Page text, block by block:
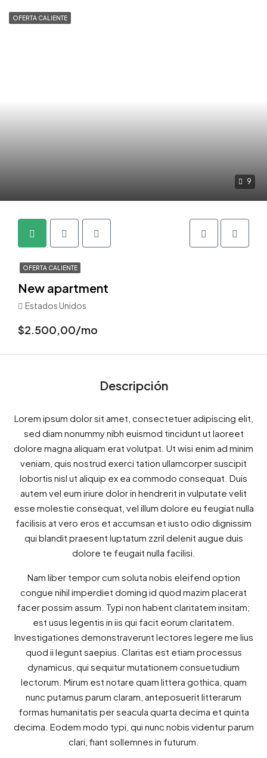
9
OFERTA CALIENTE
OFERTA CALIENTE
New apartment
Estados Unidos
$2.500,00/mo
Descripción
Lorem ipsum dolor sit amet, consectetuer adipiscing elit,
sed diam nonummy nibh euismod tincidunt ut laoreet
dolore magna aliquam erat volutpat. Ut wisi enim ad minim
veniam, quis nostrud exerci tation ullamcorper suscipit
lobortis nisl ut aliquip ex ea commodo consequat. Duis
autem vel eum iriure dolor in hendrerit in vulputate velit
esse molestie consequat, vel illum dolore eu feugiat nulla
facilisis at vero eros et accumsan et iusto odio dignissim
qui blandit praesent luptatum zzril delenit augue duis
dolore te feugait nulla facilisi.
Nam liber tempor cum soluta nobis eleifend option
congue nihil imperdiet doming id quod mazim placerat
facer possim assum. Typi non habent claritatem insitam;
est usus legentis in iis qui facit eorum claritatem.
Investigationes demonstraverunt lectores legere me lius
quod ii legunt saepius. Claritas est etiam processus
dynamicus, qui sequitur mutationem consuetudium
lectorum. Mirum est notare quam littera gothica, quam
nunc putamus parum claram, anteposuerit litterarum
formas humanitatis per seacula quarta decima et quinta
decima. Eodem modo typi, qui nunc nobis videntur parum
clari, fiant sollemnes in futurum.